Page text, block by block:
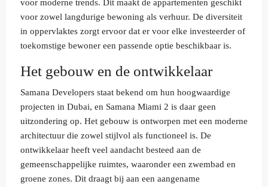
voor moderne trends. Dit maakt de appartementen geschikt
voor zowel langdurige bewoning als verhuur. De diversiteit
in oppervlaktes zorgt ervoor dat er voor elke investeerder of
toekomstige bewoner een passende optie beschikbaar is.
Het gebouw en de ontwikkelaar
Samana Developers staat bekend om hun hoogwaardige
projecten in Dubai, en Samana Miami 2 is daar geen
uitzondering op. Het gebouw is ontworpen met een moderne
architectuur die zowel stijlvol als functioneel is. De
ontwikkelaar heeft veel aandacht besteed aan de
gemeenschappelijke ruimtes, waaronder een zwembad en
groene zones. Dit draagt bij aan een aangename